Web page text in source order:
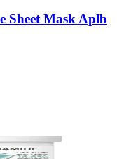
Sheet Mask Aplb